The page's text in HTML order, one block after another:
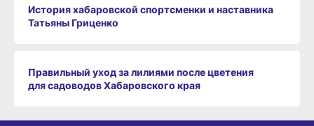
История хабаровской спортсменки и наставника
Татьяны Гриценко
Правильный уход за лилиями после цветения
для садоводов Хабаровского края